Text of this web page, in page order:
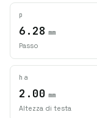
p
6.28 mm
Passo
ha
2.00 mm
Altezza di testa